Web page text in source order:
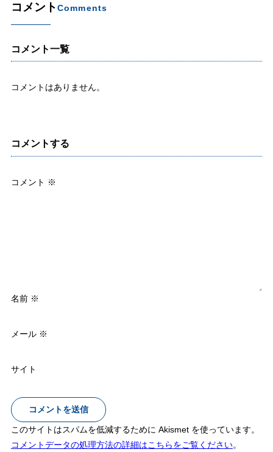
コメントComments
コメント一覧
コメントはありません。
コメントする
コメント ※
名前 ※
メール ※
サイト
このサイトはスパムを低減するために Akismet を使っています。
コメントデータの処理方法の詳細はこちらをご覧ください。